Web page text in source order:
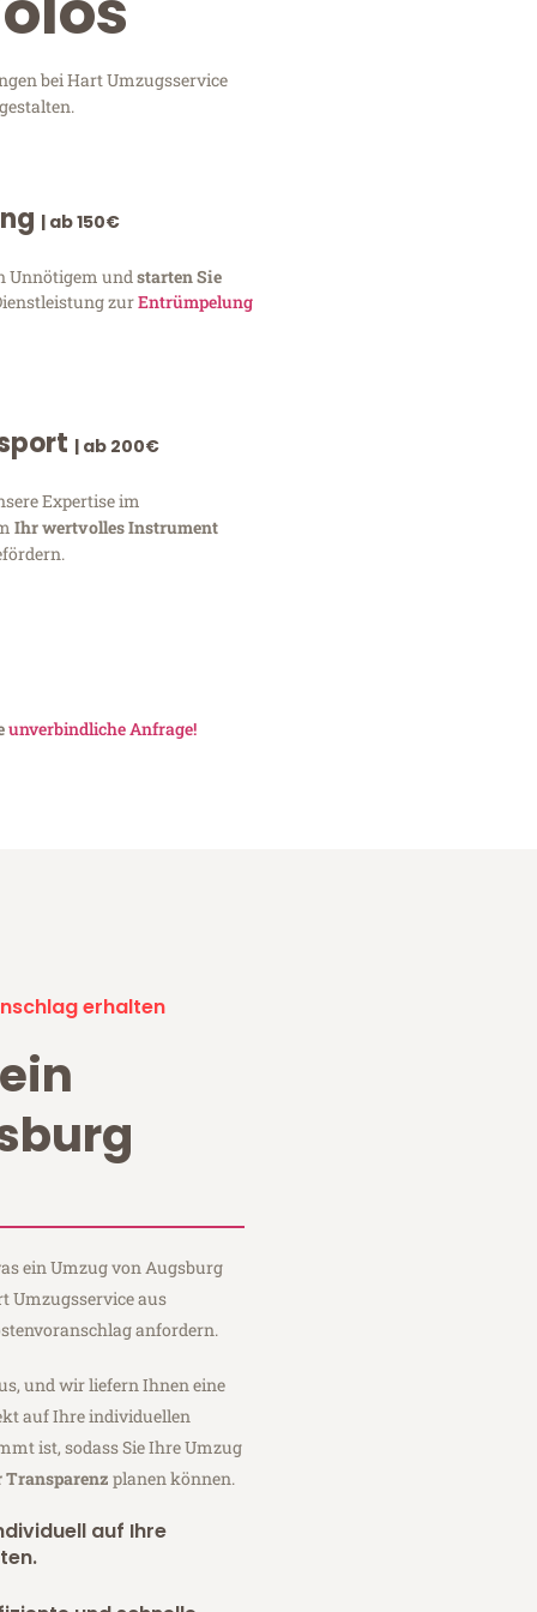
bei Hart Umzugsservice
| ab 150€
Unnötigem und starten Sie
zurEntrümpelung
| ab 200€
Expertise im
Ihr wertvolles Instrument
unverbindliche Anfrage!
erhalten
ein Umzug von Augsburg
Umzugsservice aus
anfordern.
und wir liefern Ihnen eine
auf Ihre individuellen
ist, sodass Sie Ihre Umzug
Transparenz planen können.
auf Ihre